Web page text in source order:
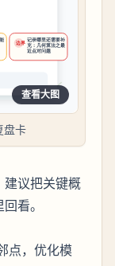
查看大图
盘卡
建议把关键概
看。
点，优化模